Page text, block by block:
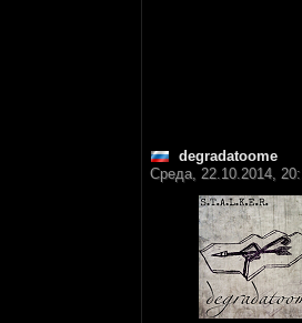
degradatoome
Среда, 22.10.2014,